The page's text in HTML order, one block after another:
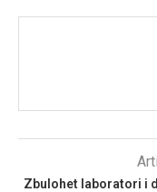
Zbulohet laboratori i